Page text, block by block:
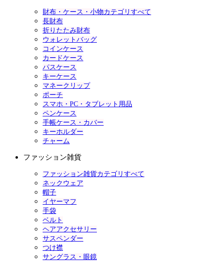
財布・ケース・小物カテゴリすべて
長財布
折りたたみ財布
ウォレットバッグ
コインケース
カードケース
パスケース
キーケース
マネークリップ
ポーチ
スマホ・PC・タブレット用品
ペンケース
手帳ケース・カバー
キーホルダー
チャーム
ファッション雑貨
ファッション雑貨カテゴリすべて
ネックウェア
帽子
イヤーマフ
手袋
ベルト
ヘアアクセサリー
サスペンダー
つけ襟
サングラス・眼鏡